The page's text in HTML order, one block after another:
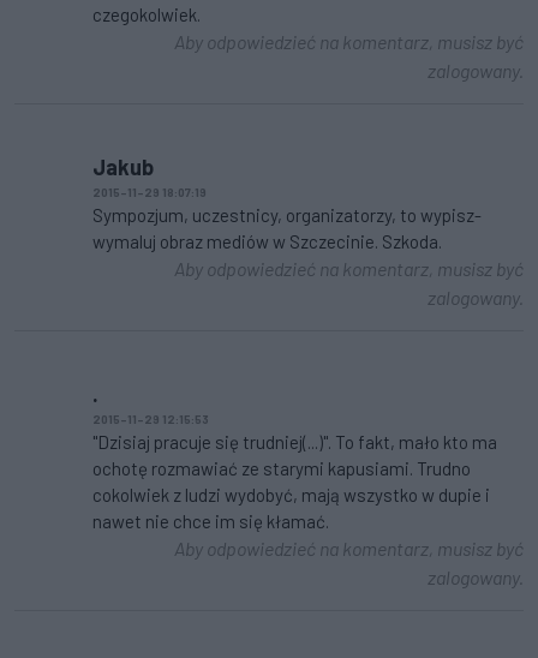
czegokolwiek.
Aby odpowiedzieć na komentarz, musisz być
zalogowany.
Jakub
2015-11-29 18:07:19
Sympozjum, uczestnicy, organizatorzy, to wypisz-
wymaluj obraz mediów w Szczecinie. Szkoda.
Aby odpowiedzieć na komentarz, musisz być
zalogowany.
.
2015-11-29 12:15:53
"Dzisiaj pracuje się trudniej(...)". To fakt, mało kto ma
ochotę rozmawiać ze starymi kapusiami. Trudno
cokolwiek z ludzi wydobyć, mają wszystko w dupie i
nawet nie chce im się kłamać.
Aby odpowiedzieć na komentarz, musisz być
zalogowany.